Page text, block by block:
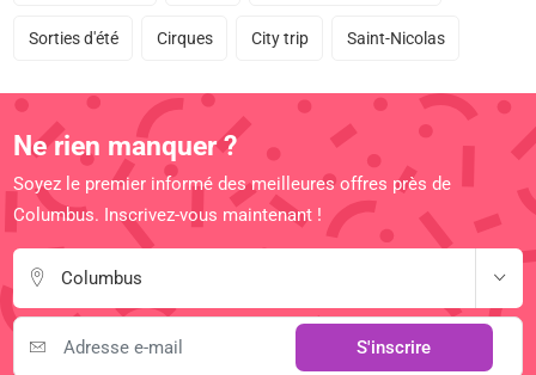
Sorties d'été Cirques City trip Saint-Nicolas
Ne rien manquer ?
Soyez le premier informé des meilleures offres près de
Columbus. Inscrivez-vous maintenant !
Columbus
S'inscrire